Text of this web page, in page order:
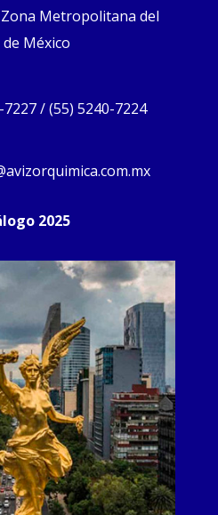
Metropolitana del
México
7227 / (55) 5240-7224
2025